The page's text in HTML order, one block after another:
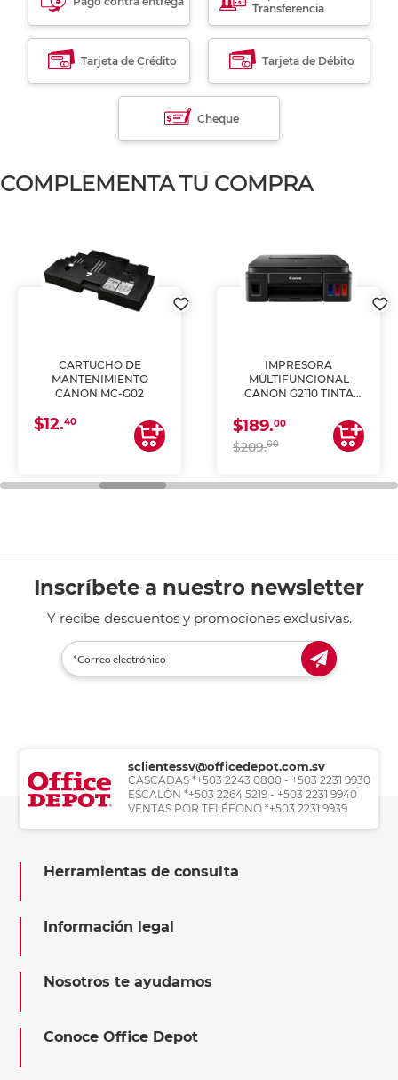
Transferencia
Tarjeta de Crédito Tarjeta de Débito
Cheque
COMPLEMENTA TU COMPRA
CARTUCHO DE
MANTENIMIENTO
CANON MC-G02
$12.40
IMPRESORA
MULTIFUNCIONAL
CANON G2110 TINTA
$189.00
$209.00
Inscríbete a nuestro newsletter
Y recibe descuentos y promociones exclusivas.
sclientessv@officedepot.com.sv
CASCADAS *+503 2243 0800 - +503 2231 9930
ESCALÓN *+503 2264 5219 - +503 2231 9940
VENTAS POR TELÉFONO *+503 2231 9939
Herramientas de consulta
Información legal
Nosotros te ayudamos
Conoce Office Depot